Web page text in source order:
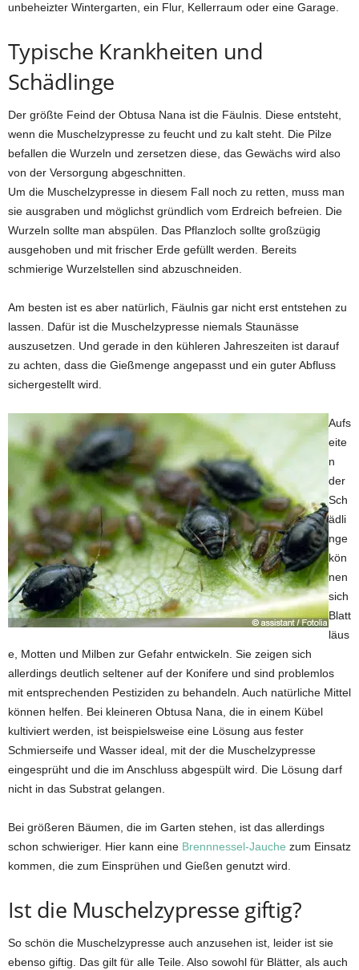
unbeheizter Wintergarten, ein Flur, Kellerraum oder eine Garage.
Typische Krankheiten und
Schädlinge
Der größte Feind der Obtusa Nana ist die Fäulnis. Diese entsteht,
wenn die Muschelzypresse zu feucht und zu kalt steht. Die Pilze
befallen die Wurzeln und zersetzen diese, das Gewächs wird also
von der Versorgung abgeschnitten.
Um die Muschelzypresse in diesem Fall noch zu retten, muss man
sie ausgraben und möglichst gründlich vom Erdreich befreien. Die
Wurzeln sollte man abspülen. Das Pflanzloch sollte großzügig
ausgehoben und mit frischer Erde gefüllt werden. Bereits
schmierige Wurzelstellen sind abzuschneiden.
Am besten ist es aber natürlich, Fäulnis gar nicht erst entstehen zu
lassen. Dafür ist die Muschelzypresse niemals Staunässe
auszusetzen. Und gerade in den kühleren Jahreszeiten ist darauf
zu achten, dass die Gießmenge angepasst und ein guter Abfluss
sichergestellt wird.
Aufs
eite
n
der
Sch
ädli
nge
kön
nen
sich
Blatt
läus
e, Motten und Milben zur Gefahr entwickeln. Sie zeigen sich
allerdings deutlich seltener auf der Konifere und sind problemlos
mit entsprechenden Pestiziden zu behandeln. Auch natürliche Mittel
können helfen. Bei kleineren Obtusa Nana, die in einem Kübel
kultiviert werden, ist beispielsweise eine Lösung aus fester
Schmierseife und Wasser ideal, mit der die Muschelzypresse
eingesprüht und die im Anschluss abgespült wird. Die Lösung darf
nicht in das Substrat gelangen.
Bei größeren Bäumen, die im Garten stehen, ist das allerdings
schon schwieriger. Hier kann eine Brennnessel-Jauche zum Einsatz
kommen, die zum Einsprühen und Gießen genutzt wird.
Ist die Muschelzypresse giftig?
So schön die Muschelzypresse auch anzusehen ist, leider ist sie
ebenso giftig. Das gilt für alle Teile. Also sowohl für Blätter, als auch